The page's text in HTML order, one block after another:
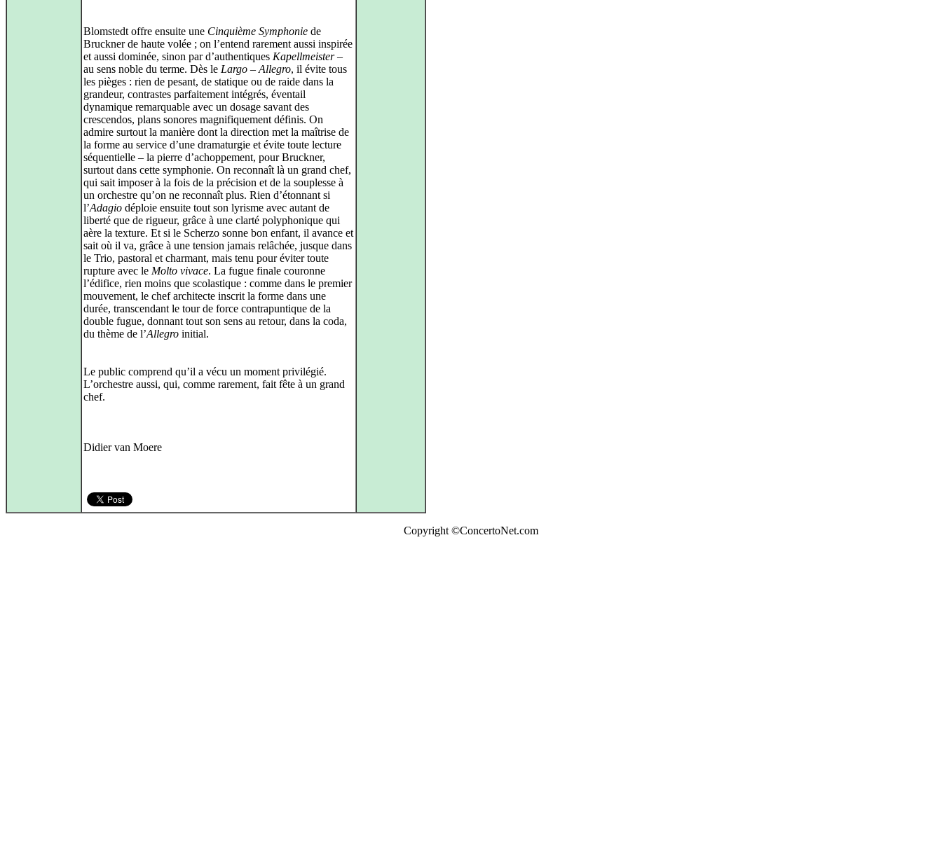
Blomstedt offre ensuite une Cinquième Symphonie de
Bruckner de haute volée ; on l’entend rarement aussi inspirée
et aussi dominée, sinon par d’authentiques Kapellmeister–
au sens noble du terme. Dès le Largo – Allegro, il évite tous
les pièges : rien de pesant, de statique ou de raide dans la
grandeur, contrastes parfaitement intégrés, éventail
dynamique remarquable avec un dosage savant des
crescendos, plans sonores magnifiquement définis. On
admire surtout la manière dont la direction met la maîtrise de
la forme au service d’une dramaturgie et évite toute lecture
séquentielle – la pierre d’achoppement, pour Bruckner,
surtout dans cette symphonie. On reconnaît là un grand chef,
qui sait imposer à la fois de la précision et de la souplesse à
un orchestre qu’on ne reconnaît plus. Rien d’étonnant si
l’Adagio déploie ensuite tout son lyrisme avec autant de
liberté que de rigueur, grâce à une clarté polyphonique qui
aère la texture. Et si le Scherzo sonne bon enfant, il avance et
sait où il va, grâce à une tension jamais relâchée, jusque dans
le Trio, pastoral et charmant, mais tenu pour éviter toute
rupture avec le Molto vivace. La fugue finale couronne
l’édifice, rien moins que scolastique : comme dans le premier
mouvement, le chef architecte inscrit la forme dans une
durée, transcendant le tour de force contrapuntique de la
double fugue, donnant tout son sens au retour, dans la coda,
du thème de l’Allegro initial.
Le public comprend qu’il a vécu un moment privilégié.
L’orchestre aussi, qui, comme rarement, fait fête à un grand
chef.
Didier van Moere
Copyright ©ConcertoNet.com